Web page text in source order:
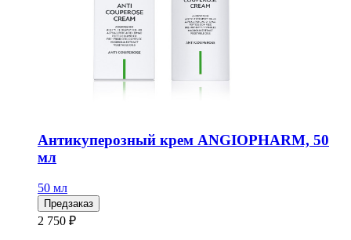
Антикуперозный крем ANGIOPHARM, 50
мл
50 мл
Предзаказ
2 750 ₽